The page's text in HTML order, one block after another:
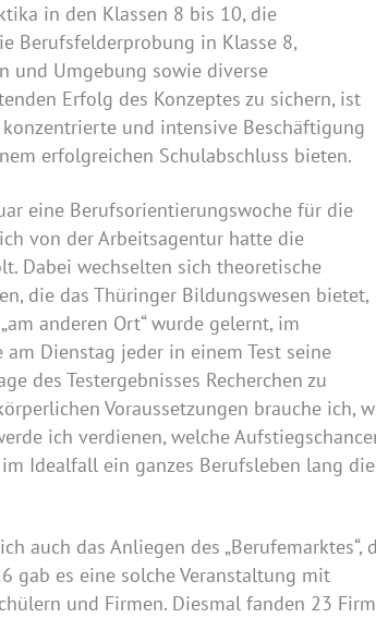
in den Klassen 8 bis 10, die
Berufsfelderprobung in Klasse 8,
und Umgebung sowie diverse
Erfolg des Konzeptes zu sichern, ist
und intensive Beschäftigung
erfolgreichen Schulabschluss bieten.
eine Berufsorientierungswoche für die
von der Arbeitsagentur hatte die
Dabei wechselten sich theoretische
die das Thüringer Bildungswesen bietet,
anderen Ort“ wurde gelernt, im
Dienstag jeder in einem Test seine
des Testergebnisses Recherchen zu
Voraussetzungen brauche ich,
ich verdienen, welche
Idealfall ein ganzes Berufsleben lang die
auch das Anliegen des „Berufemarktes“,
gab es eine solche Veranstaltung mit
und Firmen. Diesmal fanden 23